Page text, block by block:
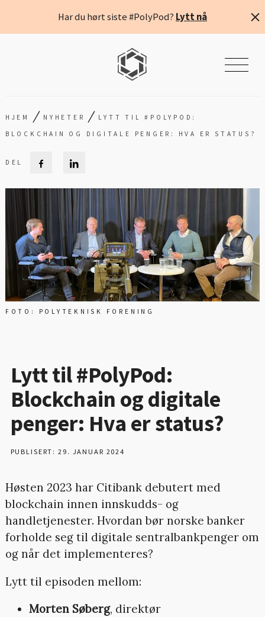
Har du hørt siste #PolyPod? Lytt nå
HJEM / NYHETER / LYTT TIL #POLYPOD:
BLOCKCHAIN OG DIGITALE PENGER: HVA ER STATUS?
FOTO: POLYTEKNISK FORENING
Lytt til #PolyPod:
Blockchain og digitale
penger: Hva er status?
PUBLISERT: 29. JANUAR 2024
Høsten 2023 har Citibank debutert med
blockchain innen innskudds- og
handletjenester. Hvordan bør norske banker
forholde seg til digitale sentralbankpenger om
og når det implementeres?
Lytt til episoden mellom:
Morten Søberg, direktør